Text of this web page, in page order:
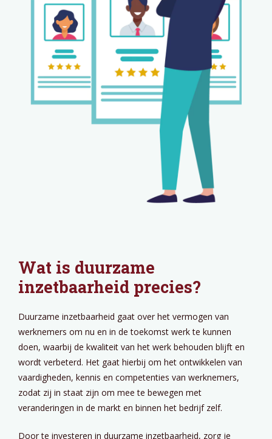
Wat is duurzame
inzetbaarheid precies?
Duurzame inzetbaarheid gaat over het vermogen van
werknemers om nu en in de toekomst werk te kunnen
doen, waarbij de kwaliteit van het werk behouden blijft en
wordt verbeterd. Het gaat hierbij om het ontwikkelen van
vaardigheden, kennis en competenties van werknemers,
zodat zij in staat zijn om mee te bewegen met
veranderingen in de markt en binnen het bedrijf zelf.
Door te investeren in duurzame inzetbaarheid, zorg je